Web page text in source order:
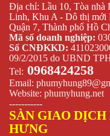
Địa chỉ: Lầu 10, Tòa nhà
Linh, Khu A - Dô thị mới
Quận 7, Thành phố Hồ
Mã số doanh nghiệp:
Số CNĐKKD:
09/2/2015 do UBND
Tel: 0968424258
Email:
Website: phumyhung.net
-----------
SÀN GIAO
HƯNG